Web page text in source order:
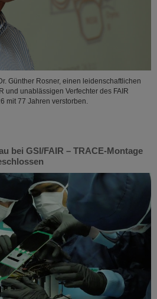
Günther Rosner, einen leidenschaftlichen
und unablässigen Verfechter des FAIR
mit 77 Jahren verstorben.
bei GSI/FAIR – TRACE-Montage